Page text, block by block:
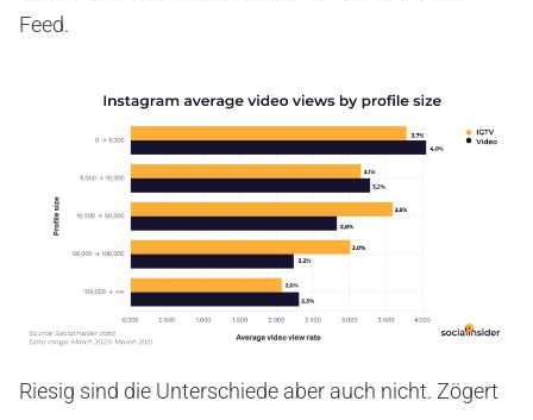
Feed.
Riesig sind die Unterschiede aber auch nicht. Zögert